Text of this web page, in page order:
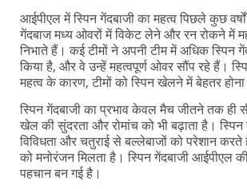
आईपीएल में स्पिन गेंदबाजी का महत्व पिछले कुछ
गेंदबाज मध्य ओवरों में विकेट लेने और रन रोकने में
निभाते हैं। कई टीमों ने अपनी टीम में अधिक स्पिन
किया है, और वे उन्हें महत्वपूर्ण ओवर सौंप रहे हैं।
महत्व के कारण, टीमों को स्पिन खेलने में बेहतर होना
स्पिन गेंदबाजी का प्रभाव केवल मैच जीतने तक ही
खेल की सुंदरता और रोमांच को भी बढ़ाता है।
विविधता और चतुराई से बल्लेबाजों को परेशान
को मनोरंजन मिलता है। स्पिन गेंदबाजी आईपीएल
पहचान बन गई है।